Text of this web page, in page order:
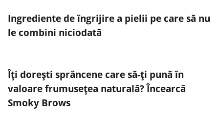
Ingrediente de îngrijire a pielii pe care să nu
le combini niciodată
Îți dorești sprâncene care să-ți pună în
valoare frumusețea naturală? Încearcă
Smoky Brows